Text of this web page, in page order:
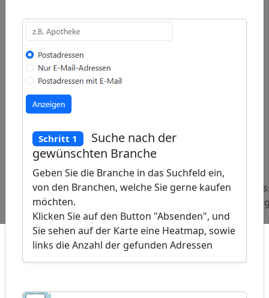
Beliebte
Abfragen:
Adressen
Edvberater
Adressen
Unternehmen
Schritt 1
Suche nach der
gewünschten Branche
Geben Sie die Branche in das Suchfeld ein,
von den Branchen, welche Sie gerne kaufen
möchten.
Klicken Sie auf den Button "Absenden", und
Sie sehen auf der Karte eine Heatmap, sowie
links die Anzahl der gefunden Adressen